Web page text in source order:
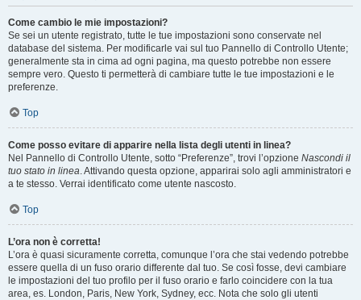
Come cambio le mie impostazioni?
Se sei un utente registrato, tutte le tue impostazioni sono conservate nel
database del sistema. Per modificarle vai sul tuo Pannello di Controllo Utente;
generalmente sta in cima ad ogni pagina, ma questo potrebbe non essere
sempre vero. Questo ti permetterà di cambiare tutte le tue impostazioni e le
preferenze.
Top
Come posso evitare di apparire nella lista degli utenti in linea?
Nel Pannello di Controllo Utente, sotto “Preferenze”, trovi l’opzione Nascondi il
tuo stato in linea. Attivando questa opzione, apparirai solo agli amministratori e
a te stesso. Verrai identificato come utente nascosto.
Top
L’ora non è corretta!
L’ora è quasi sicuramente corretta, comunque l’ora che stai vedendo potrebbe
essere quella di un fuso orario differente dal tuo. Se così fosse, devi cambiare
le impostazioni del tuo profilo per il fuso orario e farlo coincidere con la tua
area, es. London, Paris, New York, Sydney, ecc. Nota che solo gli utenti